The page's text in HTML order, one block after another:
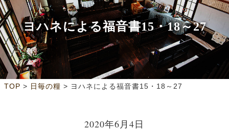
ヨハネによる福音書15・18～27
TOP > 日毎の糧 > ヨハネによる福音書15・18～27
2020年6月4日